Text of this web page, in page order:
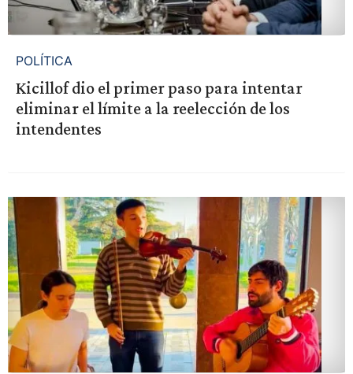
POLÍTICA
Kicillof dio el primer paso para intentar
eliminar el límite a la reelección de los
intendentes